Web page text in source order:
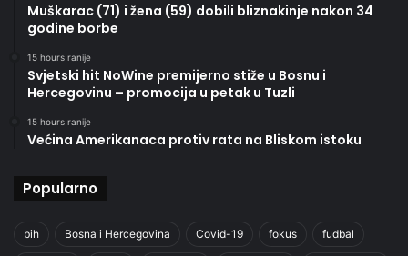
Muškarac (71) i žena (59) dobili bliznakinje nakon 34
godine borbe
15 hours ranije
Svjetski hit NoWine premijerno stiže u Bosnu i
Hercegovinu – promocija u petak u Tuzli
15 hours ranije
Većina Amerikanaca protiv rata na Bliskom istoku
Popularno
bih Bosna i Hercegovina Covid-19 fokus fudbal